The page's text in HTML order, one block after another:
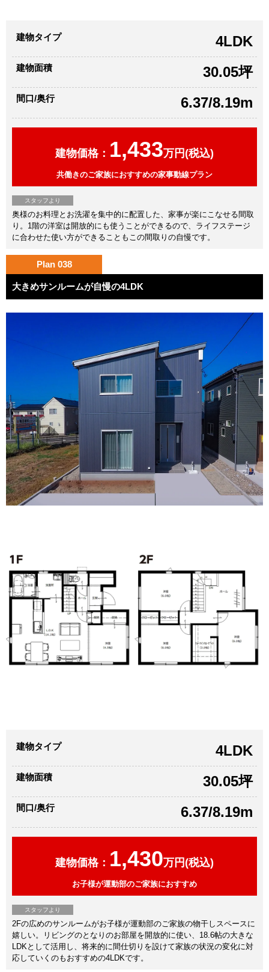
建物タイプ 4LDK
建物面積 30.05坪
間口/奥行 6.37/8.19m
建物価格： 1,433万円(税込)
共働きのご家族におすすめの家事動線プラン
スタッフより
奥様のお料理とお洗濯を集中的に配置した、家事が楽にこなせる間取
り。1階の洋室は開放的にも使うことができるので、ライフステージ
に合わせた使い方ができることもこの間取りの自慢です。
Plan 038
大きめサンルームが自慢の4LDK
建物タイプ 4LDK
建物面積 30.05坪
間口/奥行 6.37/8.19m
建物価格： 1,430万円(税込)
お子様が運動部のご家族におすすめ
スタッフより
2Fの広めのサンルームがお子様が運動部のご家族の物干しスペースに
嬉しい。リビングのとなりのお部屋を開放的に使い、18.6帖の大きな
LDKとして活用し、将来的に間仕切りを設けて家族の状況の変化に対
応していくのもおすすめの4LDKです。